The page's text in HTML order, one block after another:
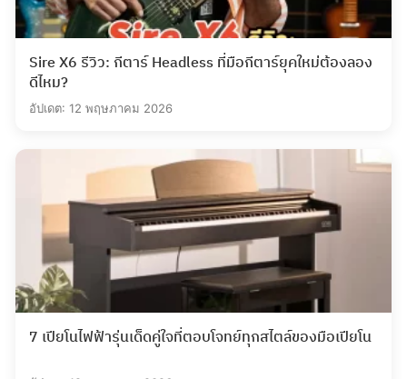
Sire X6 รีวิว: กีตาร์ Headless ที่มือกีตาร์ยุคใหม่ต้องลอง
ดีไหม?
อัปเดต: 12 พฤษภาคม 2026
7 เปียโนไฟฟ้ารุ่นเด็ดคู่ใจที่ตอบโจทย์ทุกสไตล์ของมือเปียโน